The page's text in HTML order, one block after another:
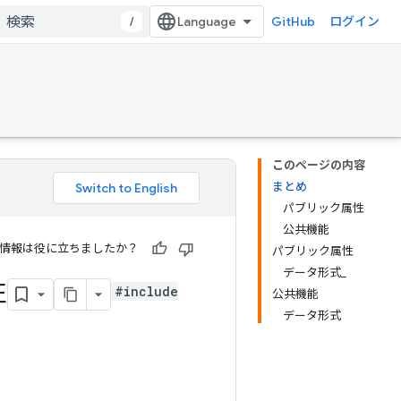
/ GitHub ログイン
このページの内容
まとめ
パブリック属性
公共機能
パブリック属性
データ形式_
公共機能
データ形式
報は役に立ちましたか？
#include